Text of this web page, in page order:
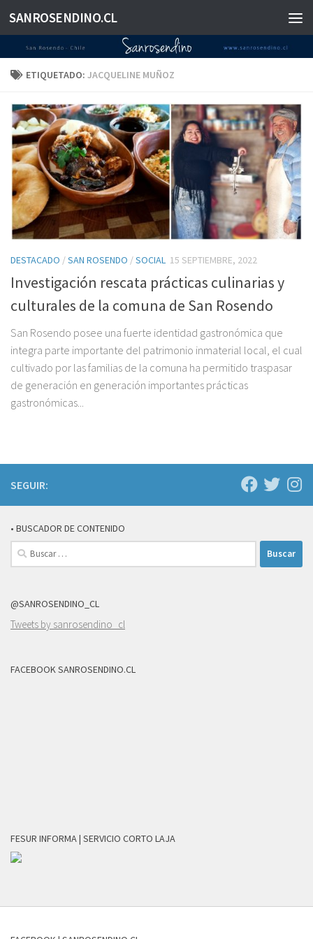
Saltar al contenido
SANROSENDINO.CL
ETIQUETADO: JACQUELINE MUÑOZ
DESTACADO /SAN ROSENDO /SOCIAL 15 SEPTIEMBRE, 2022
Investigación rescata prácticas culinarias y
culturales de la comuna de San Rosendo
San Rosendo posee una fuerte identidad gastronómica que
integra parte importante del patrimonio inmaterial local, el cual
cultivado por las familias de la comuna ha permitido traspasar
de generación en generación importantes prácticas
gastronómicas...
SEGUIR:
• BUSCADOR DE CONTENIDO
Buscar:
@SANROSENDINO_CL
Tweets by sanrosendino_cl
FACEBOOK SANROSENDINO.CL
FESUR INFORMA | SERVICIO CORTO LAJA